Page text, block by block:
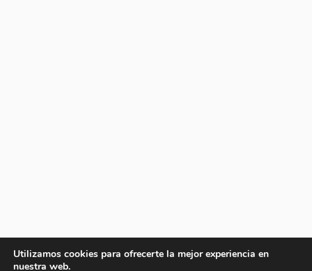
Utilizamos cookies para ofrecerte la mejor experiencia en
nuestra web.